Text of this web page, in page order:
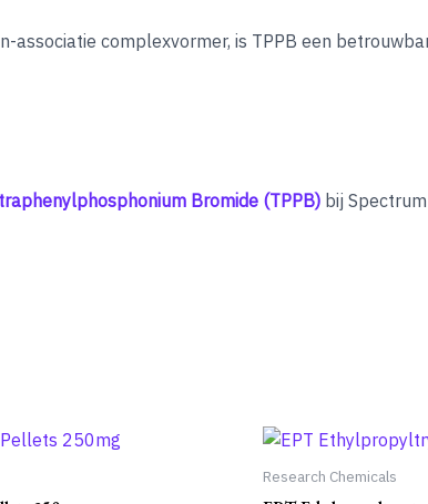
complexvormer, is TPPB een
Bromide (TPPB) bij
Research Chemicals